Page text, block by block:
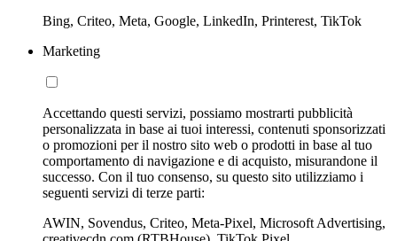
Bing, Criteo, Meta, Google, LinkedIn, Printerest, TikTok
Marketing
Accettando questi servizi, possiamo mostrarti pubblicità
personalizzata in base ai tuoi interessi, contenuti sponsorizzati
o promozioni per il nostro sito web o prodotti in base al tuo
comportamento di navigazione e di acquisto, misurandone il
successo. Con il tuo consenso, su questo sito utilizziamo i
seguenti servizi di terze parti:
AWIN, Sovendus, Criteo, Meta-Pixel, Microsoft Advertising,